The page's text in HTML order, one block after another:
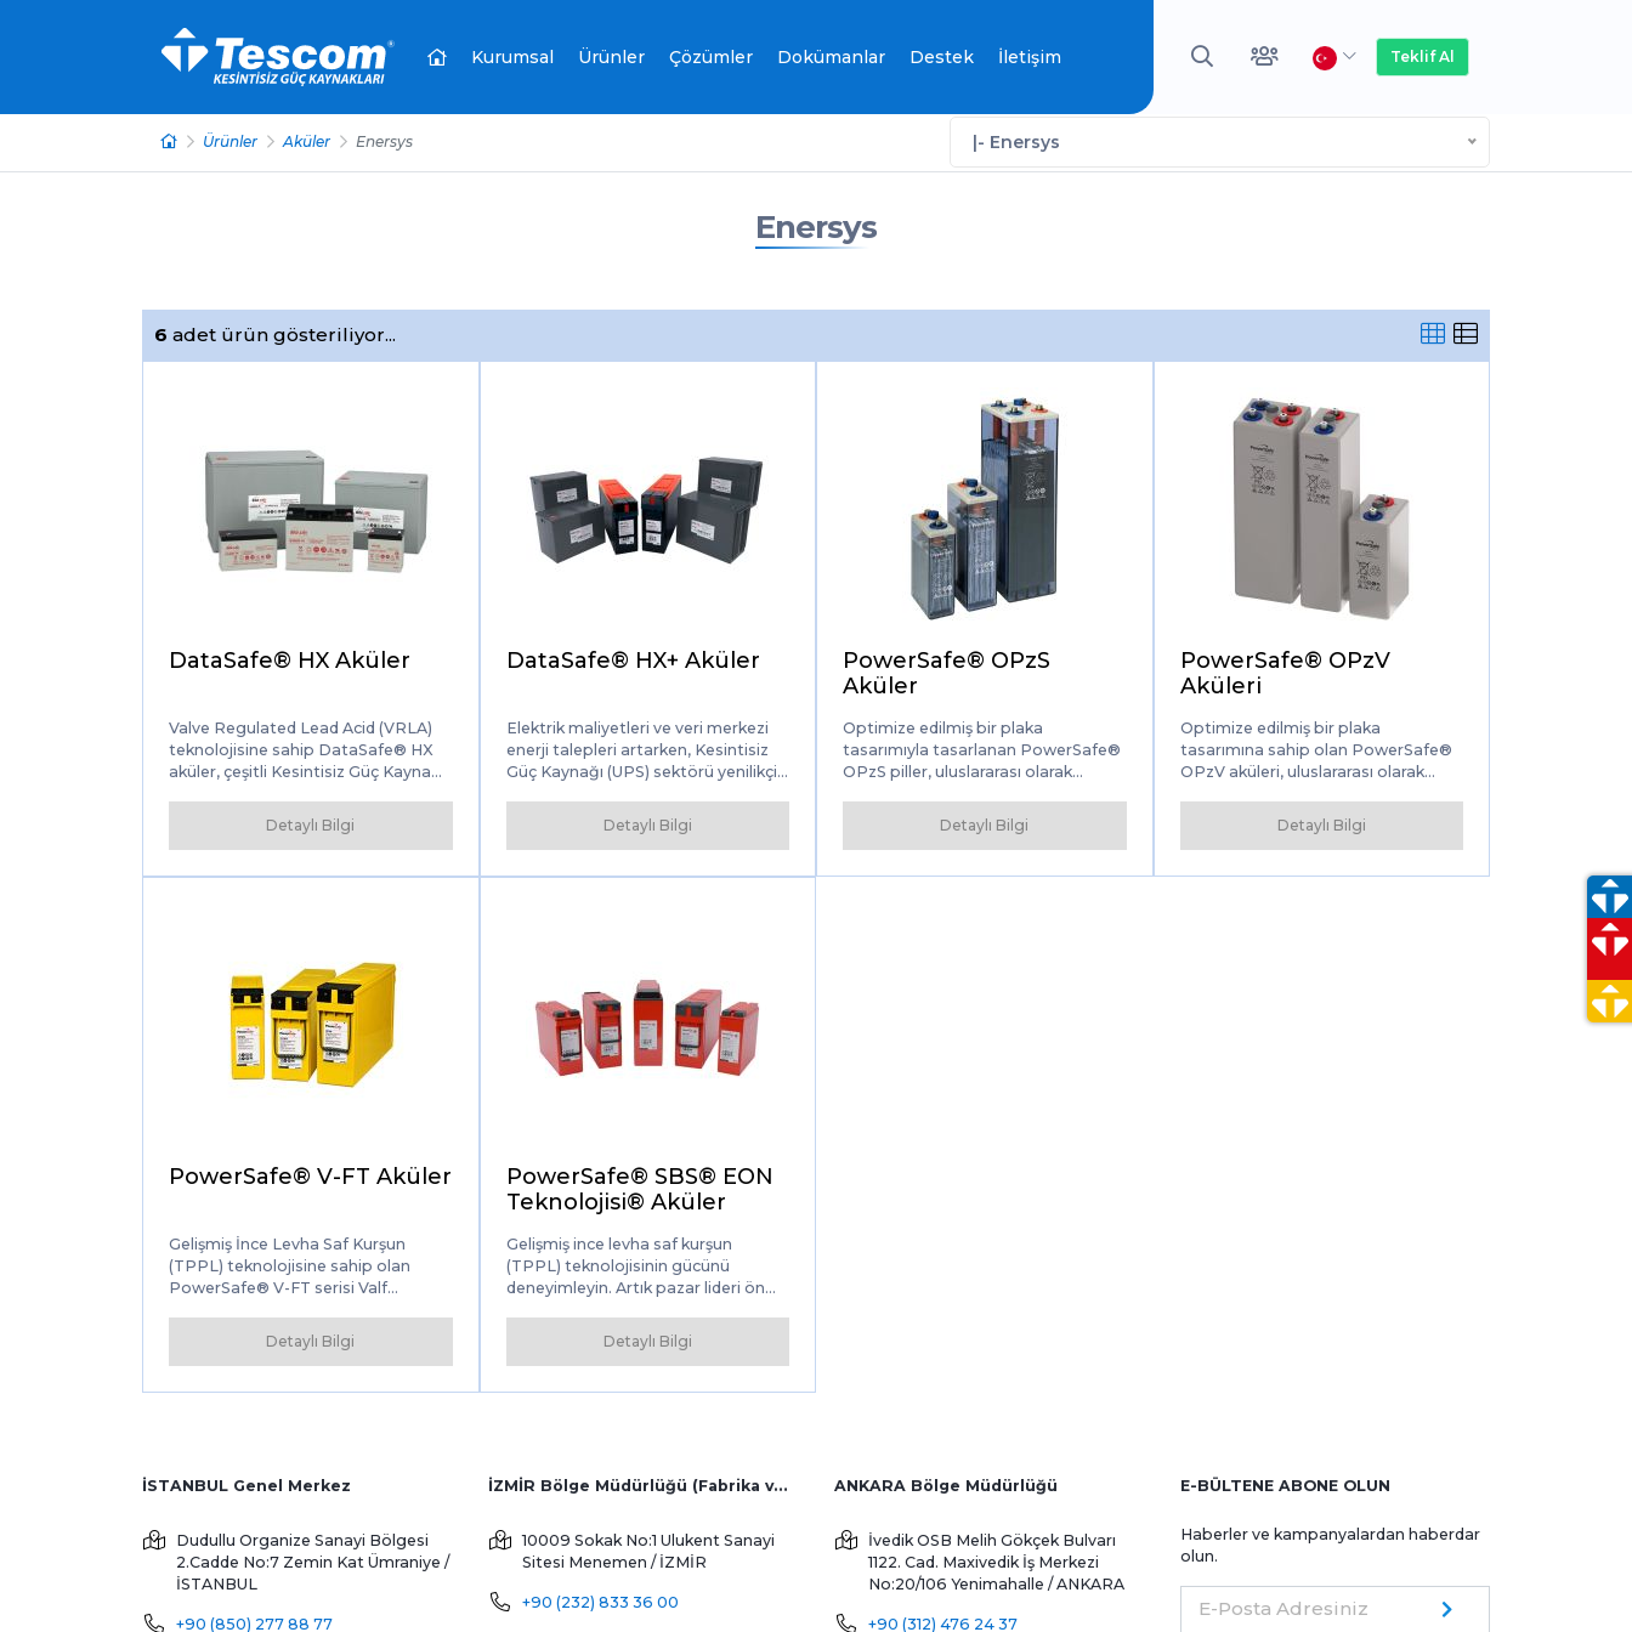
Kurumsal Ürünler Çözümler Dokümanlar Destek
Çözüm Ortakları Giriş
İletişim Teklif Al
Ürünler Aküler Enersys |- Enersys
Enersys
6 adet ürün gösteriliyor...
DataSafe® HX Aküler
Valve Regulated Lead Acid (VRLA)
teknolojisine sahip DataSafe® HX
aküler, çeşitli Kesintisiz Güç Kaynağı
çözümler sunar. Aküler, yüksek güç,
düşük bakım performansı sağlarken
üst düzeye çıkarmak için çeşitli
Detaylı Bilgi
DataSafe® HX+ Aküler
Elektrik maliyetleri ve veri merkezi
enerji talepleri artarken, Kesintisiz
Güç Kaynağı (UPS) sektörü yenilikçi,
arıyor. DataSafe® HX+ aküleri,
bunları çeşitli kritik öneme sahip güç
sunuyor.
Detaylı Bilgi
PowerSafe® OPzS
Aküler
Optimize edilmiş bir plaka
tasarımıyla tasarlanan PowerSafe®
OPzS piller, uluslararası olarak
artırılmış bir kapasiteye sahiptir. En
yüksek güvenilirlik ve güvenlik
tasarlanan PowerSafe OPzS piller,
Detaylı Bilgi
PowerSafe® OPzV
Aküleri
Optimize edilmiş bir plaka
tasarımına sahip olan PowerSafe®
OPzV aküleri, uluslararası olarak
kapasiteye sahiptir. Uzun hizmet
ömrü ve neredeyse bakım
PowerSafe OPzV'yi piyasadaki en
Detaylı Bilgi
PowerSafe® V-FT Aküler
Gelişmiş İnce Levha Saf Kurşun
(TPPL) teknolojisine sahip olan
PowerSafe® V-FT serisi Valf
telekomünikasyon uygulamaları için
benzersiz bir performans sunar.
Detaylı Bilgi
PowerSafe® SBS® EON
Teknolojisi® Aküler
Gelişmiş ince levha saf kurşun
(TPPL) teknolojisinin gücünü
deneyimleyin. Artık pazar lideri ön
olan bu aküler, olağanüstü uzun
ömür sunmak, toplam sahip olma
telekom, UPS ve endüstriyel
üretilen PowerSafe® SBS EON
de döngüsel uygulamalarda
olağanüstü performans sunar. Bu
pillerin yüksek enerji yoğunluğu,
güvenilir yedek koruma sağlarken,
sistem yükseltmeleri veya azaltılmış
Detaylı Bilgi
İSTANBUL Genel Merkez
Dudullu Organize Sanayi Bölgesi
2.Cadde No:7 Zemin Kat Ümraniye /
İSTANBUL
+90 (850) 277 88 77
İZMİR Bölge Müdürlüğü (Fabrika ve Yurtdışı Satış)
10009 Sokak No:1 Ulukent Sanayi
Sitesi Menemen / İZMİR
+90 (232) 833 36 00
ANKARA Bölge Müdürlüğü
İvedik OSB Melih Gökçek Bulvarı
1122. Cad. Maxivedik İş Merkezi
No:20/106 Yenimahalle / ANKARA
+90 (312) 476 24 37
E-BÜLTENE ABONE OLUN
Haberler ve kampanyalardan haberdar
olun.
E-Posta Adresiniz